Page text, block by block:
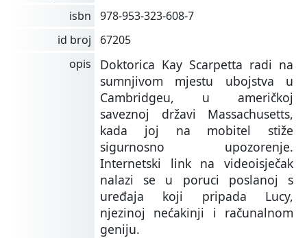
isbn
978-953-323-608-7
id broj
67205
opis
Doktorica Kay Scarpetta radi na
sumnjivom mjestu ubojstva u
Cambridgeu, u američkoj
saveznoj državi Massachusetts,
kada joj na mobitel stiže
sigurnosno upozorenje.
Internetski link na videoisječak
nalazi se u poruci poslanoj s
uređaja koji pripada Lucy,
njezinoj nećakinji i računalnom
geniju.